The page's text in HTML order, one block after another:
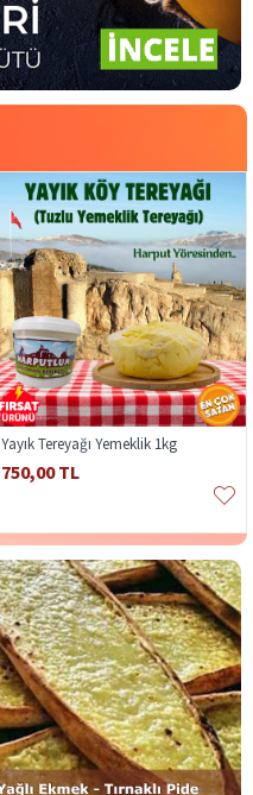
Yayık Tereyağı Yemeklik 1kg
750,00 TL